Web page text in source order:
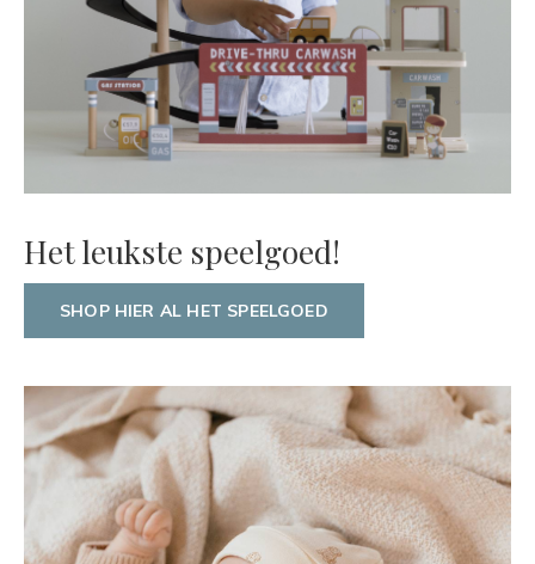
Het leukste speelgoed!
SHOP HIER AL HET SPEELGOED